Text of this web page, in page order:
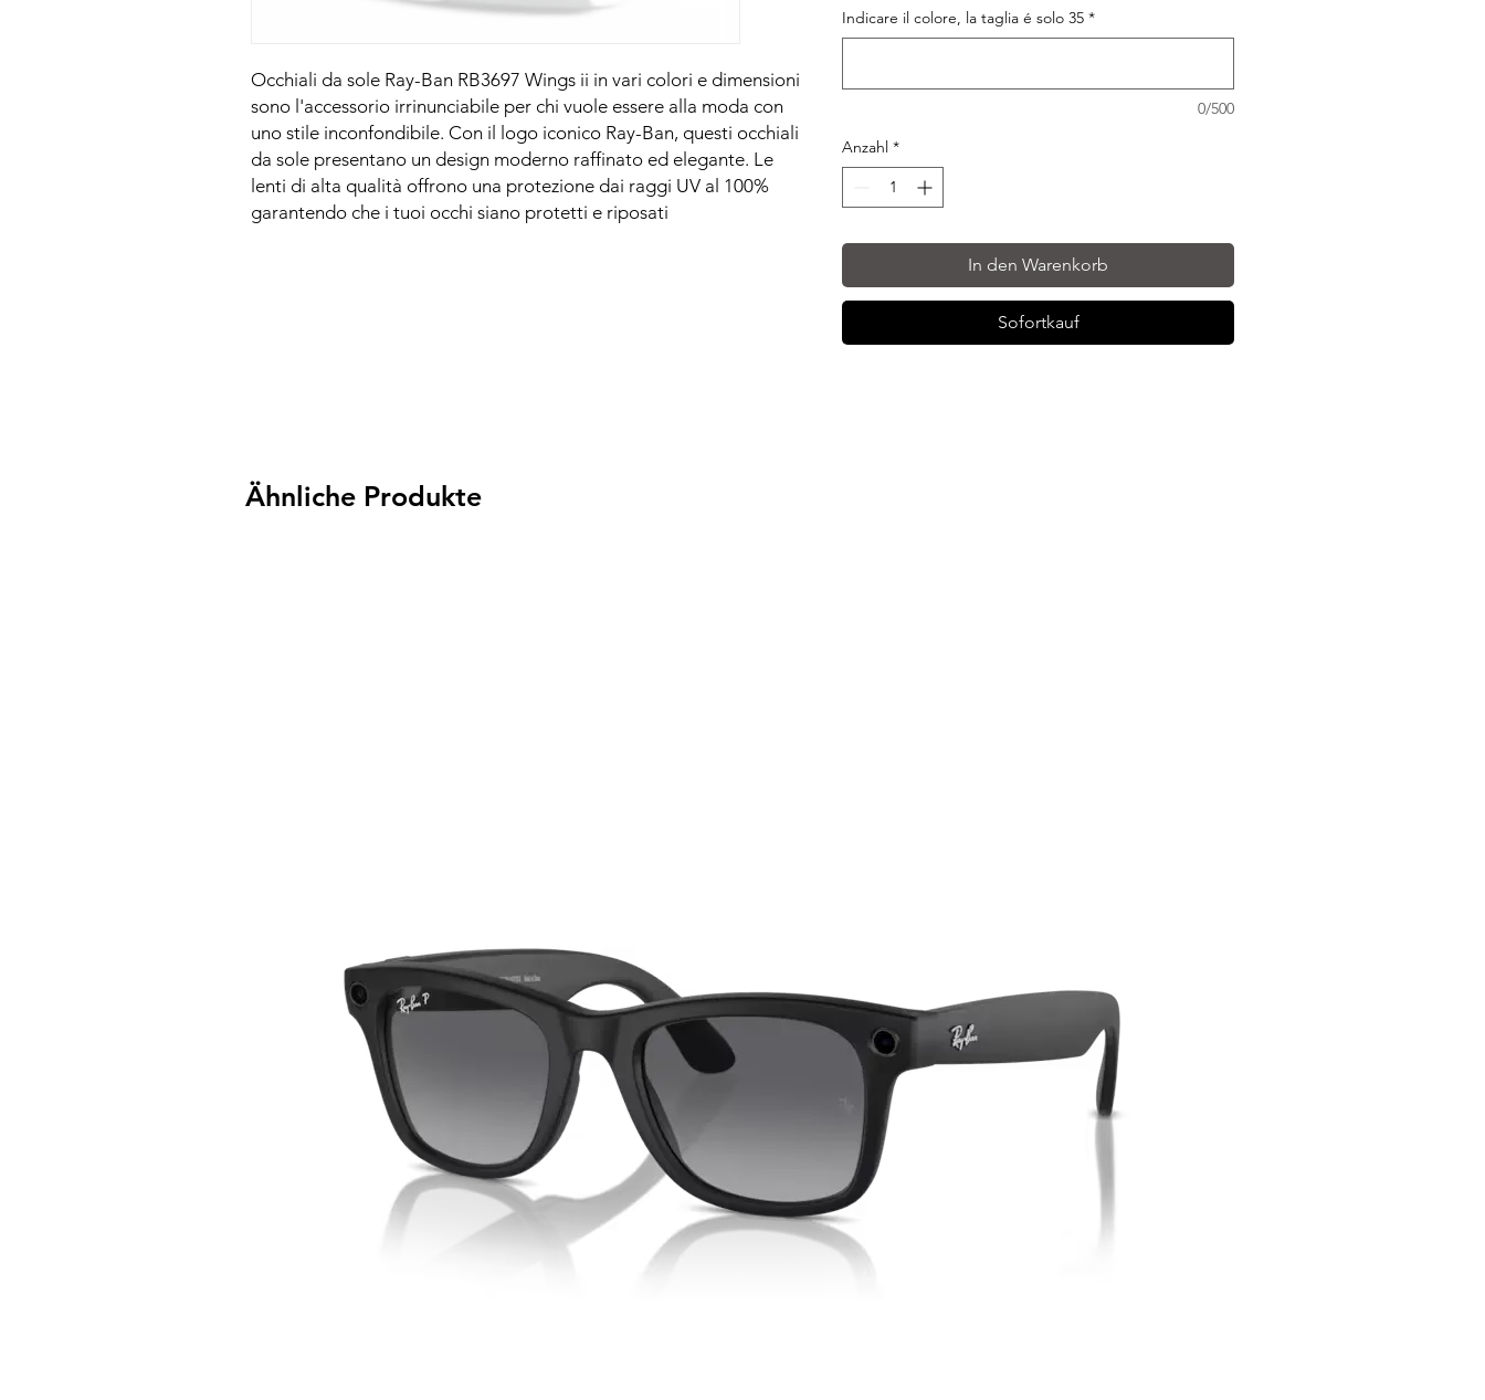
Occhiali da sole Ray-Ban RB3697 Wings ii in vari colori e dimensioni
sono l'accessorio irrinunciabile per chi vuole essere alla moda con
uno stile inconfondibile. Con il logo iconico Ray-Ban, questi occhiali
da sole presentano un design moderno raffinato ed elegante. Le
lenti di alta qualità offrono una protezione dai raggi UV al 100%
garantendo che i tuoi occhi siano protetti e riposati
Indicare il colore, la taglia é solo 35 *
0/500
Anzahl *
In den Warenkorb
Sofortkauf
Ähnliche Produkte